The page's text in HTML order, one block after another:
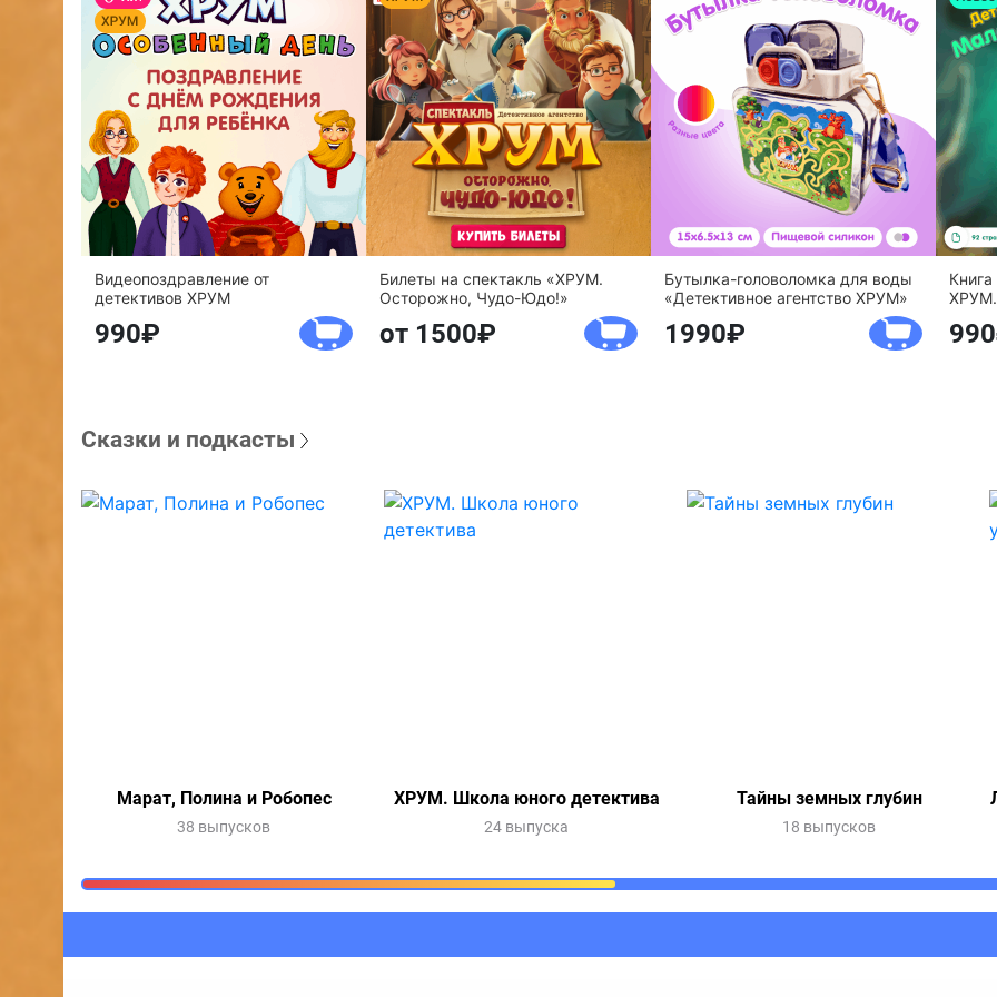
Очередь прослушивания
Видеопоздравление от
детективов ХРУМ
990
Билеты на спектакль «ХРУМ.
Осторожно, Чудо-Юдо!»
от 1500
Бутылка-головоломка для воды
«Детективное агентство ХРУМ»
1990
ХРУМ.
990
Сказки и подкасты
Марат, Полина и Робопес
38 выпусков
ХРУМ. Школа юного детектива
24 выпуска
Тайны земных глубин
18 выпусков